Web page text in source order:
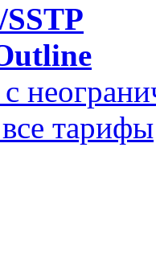
тарифы